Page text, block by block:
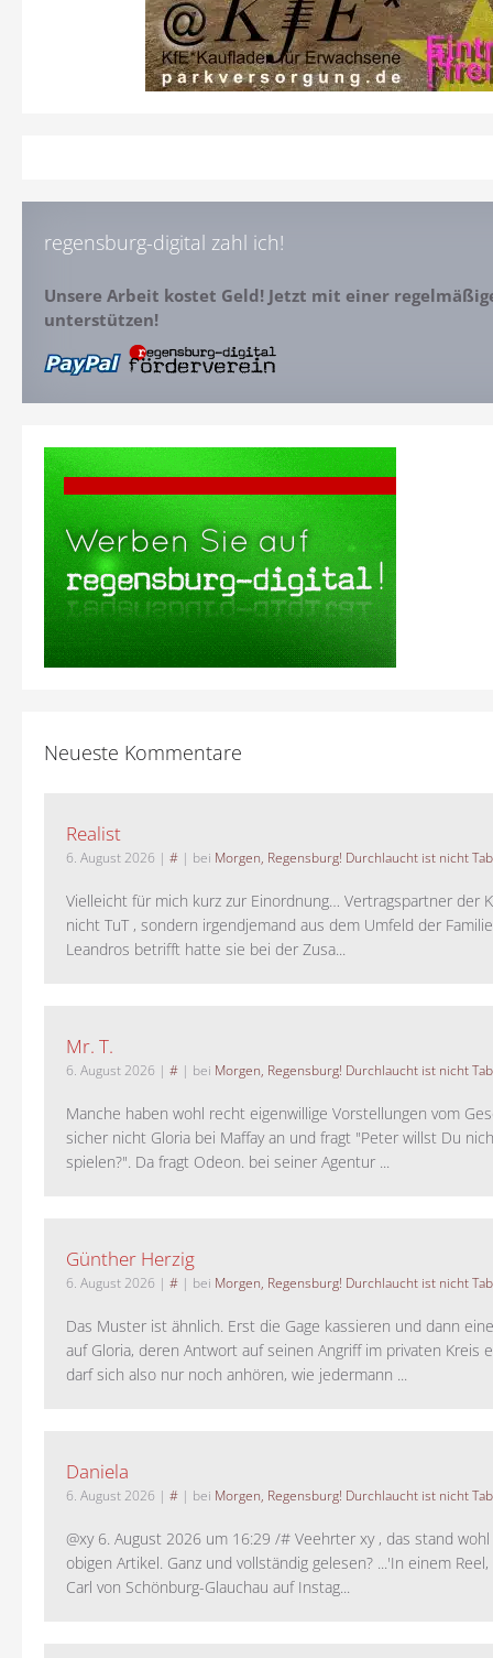
regensburg-digital zahl ich!
Unsere Arbeit kostet Geld! Jetzt mit einer
unterstützen!
Neueste Kommentare
Realist
6. August 2026 | # | bei Morgen, Regensburg! Durchlaucht ist nicht
Vielleicht für mich kurz zur Einordnung… Vertragspartner der
nicht TuT , sondern irgendjemand aus dem Umfeld der
Leandros betrifft hatte sie bei der Zusa...
Mr. T.
6. August 2026 | # | bei Morgen, Regensburg! Durchlaucht ist nicht
Manche haben wohl recht eigenwillige Vorstellungen vom
sicher nicht Gloria bei Maffay an und fragt "Peter willst Du
spielen?". Da fragt Odeon. bei seiner Agentur ...
Günther Herzig
6. August 2026 | # | bei Morgen, Regensburg! Durchlaucht ist nicht
Das Muster ist ähnlich. Erst die Gage kassieren und dann
auf Gloria, deren Antwort auf seinen Angriff im privaten Kreis
darf sich also nur noch anhören, wie jedermann ...
Daniela
6. August 2026 | # | bei Morgen, Regensburg! Durchlaucht ist nicht
@xy 6. August 2026 um 16:29 /# Veehrter xy , das stand
obigen Artikel. Ganz und vollständig gelesen? ...'In einem
Carl von Schönburg-Glauchau auf Instag...